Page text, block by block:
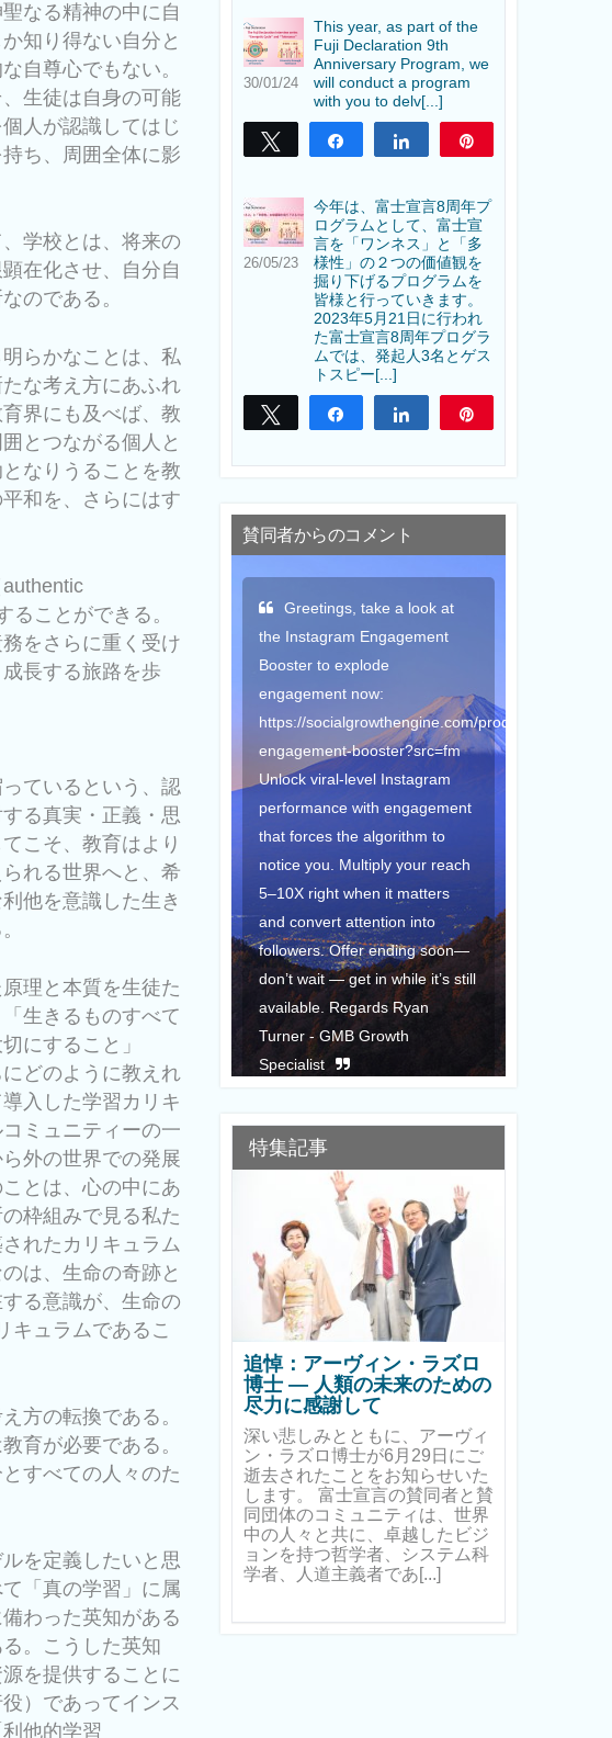
なる精神の中に自
知り得ない自分と
自尊心でもない。
生徒は自身の可能
人が認識してはじ
ち、周囲全体に影
学校とは、将来の
在化させ、自分自
のである。
らかなことは、私
な考え方にあふれ
界にも及べば、教
とつながる個人と
なりうることを教
和を、さらにはす
ことができる。
をさらに重く受け
長する旅路を歩
ているという、認
る真実・正義・思
こそ、教育はより
れる世界へと、希
他を意識した生き
理と本質を生徒た
生きるものすべて
にすること」
どのように教えれ
入した学習カリキ
ミュニティーの一
外の世界での発展
とは、心の中にあ
枠組みで見る私た
れたカリキュラム
は、生命の奇跡と
る意識が、生命の
キュラムであるこ
方の転換である。
育が必要である。
すべての人々のた
を定義したいと思
「真の学習」に属
わった英知がある
。こうした英知
を提供することに
）であってインス
他的学習
30/01/24
This year, as part of the
Fuji Declaration 9th
Anniversary Program, we
will conduct a program
with you to delv[...]
Tweet Share Share
26/05/23
今年は、富士宣言8周年プ
ログラムとして、富士宣
言を「ワンネス」と「多
様性」の２つの価値観を
掘り下げるプログラムを
皆様と行っていきます。
2023年5月21日に行われ
た富士宣言8周年プログラ
ムでは、発起人3名とゲス
トスピー[...]
Tweet Share Share
賛同者からのコメント
Greetings, take a look at
Instagram Engagement
to explode
socialgrowthengine.com/products/instagram-
viral-level Instagram
with engagement
forces the algorithm to
you. Multiply your reach
right when it matters
convert attention into
wait — get in while it’s still
Regards Ryan
- GMB Growth
Ryan
Thank you for this gift
Elena Adams
特集記事
追悼：アーヴィン・ラズロ
博士 ― 人類の未来のための
尽力に感謝して
深い悲しみとともに、アーヴィ
ン・ラズロ博士が6月29日にご
逝去されたことをお知らせいた
します。 富士宣言の賛同者と賛
同団体のコミュニティは、世界
中の人々と共に、卓越したビジ
ョンを持つ哲学者、システム科
学者、人道主義者であ[...]